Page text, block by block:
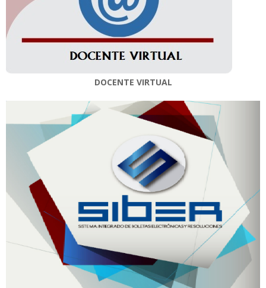
DOCENTE VIRTUAL